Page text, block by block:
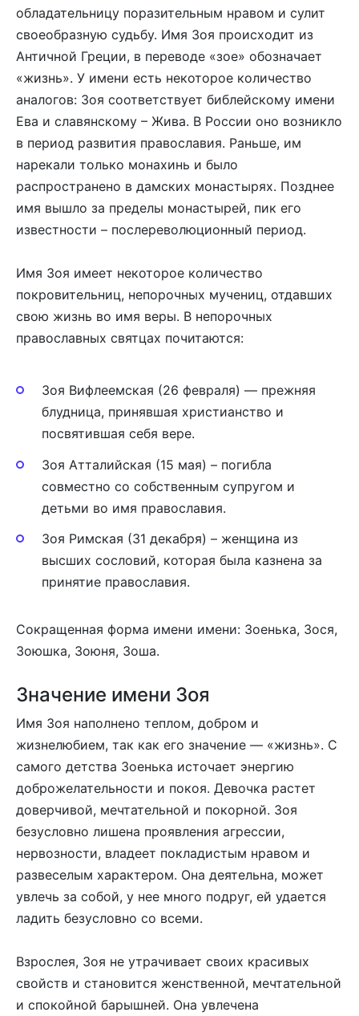
обладательницу поразительным нравом и сулит
своеобразную судьбу. Имя Зоя происходит из
Античной Греции, в переводе «зое» обозначает
«жизнь». У имени есть некоторое количество
аналогов: Зоя соответствует библейскому имени
Ева и славянскому – Жива. В России оно возникло
в период развития православия. Раньше, им
нарекали только монахинь и было
распространено в дамских монастырях. Позднее
имя вышло за пределы монастырей, пик его
известности – послереволюционный период.
Имя Зоя имеет некоторое количество
покровительниц, непорочных мучениц, отдавших
свою жизнь во имя веры. В непорочных
православных святцах почитаются:
Зоя Вифлеемская (26 февраля) — прежняя
блудница, принявшая христианство и
посвятившая себя вере.
Зоя Атталийская (15 мая) – погибла
совместно со собственным супругом и
детьми во имя православия.
Зоя Римская (31 декабря) – женщина из
высших сословий, которая была казнена за
принятие православия.
Сокращенная форма имени имени: Зоенька, Зося,
Зоюшка, Зоюня, Зоша.
Значение имени Зоя
Имя Зоя наполнено теплом, добром и
жизнелюбием, так как его значение — «жизнь». С
самого детства Зоенька источает энергию
доброжелательности и покоя. Девочка растет
доверчивой, мечтательной и покорной. Зоя
безусловно лишена проявления агрессии,
нервозности, владеет покладистым нравом и
развеселым характером. Она деятельна, может
увлечь за собой, у нее много подруг, ей удается
ладить безусловно со всеми.
Взрослея, Зоя не утрачивает своих красивых
свойств и становится женственной, мечтательной
и спокойной барышней. Она увлечена